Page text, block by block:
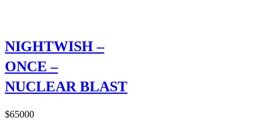
NIGHTWISH –
ONCE –
NUCLEAR BLAST
$65000